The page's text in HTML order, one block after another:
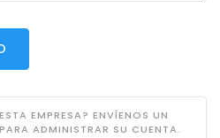
EMPRESA? ENVÍENOS UN
ADMINISTRAR SU CUENTA.